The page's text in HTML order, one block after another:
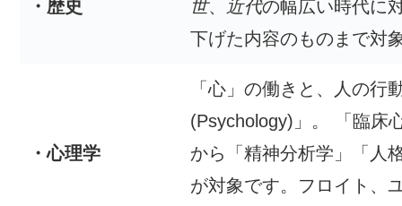
・歴史
世、 近代の幅広い時代に
下げた内容のものまで対
・心理学
「心」の働きと、人の行
(Psychology)」。 「臨床
から「精神分析学」「人
が対象です。フロイト、